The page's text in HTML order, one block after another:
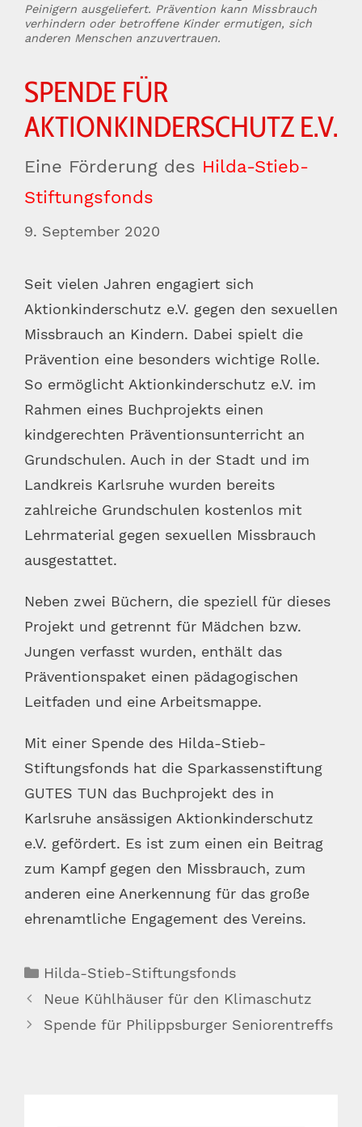
Peinigern ausgeliefert. Prävention kann Missbrauch
verhindern oder betroffene Kinder ermutigen, sich
anderen Menschen anzuvertrauen.
SPENDE FÜR
AKTIONKINDERSCHUTZ E.V.
Eine Förderung des Hilda-Stieb-
Stiftungsfonds
9. September 2020
Seit vielen Jahren engagiert sich
Aktionkinderschutz e.V. gegen den sexuellen
Missbrauch an Kindern. Dabei spielt die
Prävention eine besonders wichtige Rolle.
So ermöglicht Aktionkinderschutz e.V. im
Rahmen eines Buchprojekts einen
kindgerechten Präventionsunterricht an
Grundschulen. Auch in der Stadt und im
Landkreis Karlsruhe wurden bereits
zahlreiche Grundschulen kostenlos mit
Lehrmaterial gegen sexuellen Missbrauch
ausgestattet.
Neben zwei Büchern, die speziell für dieses
Projekt und getrennt für Mädchen bzw.
Jungen verfasst wurden, enthält das
Präventionspaket einen pädagogischen
Leitfaden und eine Arbeitsmappe.
Mit einer Spende des Hilda-Stieb-
Stiftungsfonds hat die Sparkassenstiftung
GUTES TUN das Buchprojekt des in
Karlsruhe ansässigen Aktionkinderschutz
e.V. gefördert. Es ist zum einen ein Beitrag
zum Kampf gegen den Missbrauch, zum
anderen eine Anerkennung für das große
ehrenamtliche Engagement des Vereins.
Kategorien
Hilda-Stieb-Stiftungsfonds
Neue Kühlhäuser für den Klimaschutz
Spende für Philippsburger Seniorentreffs